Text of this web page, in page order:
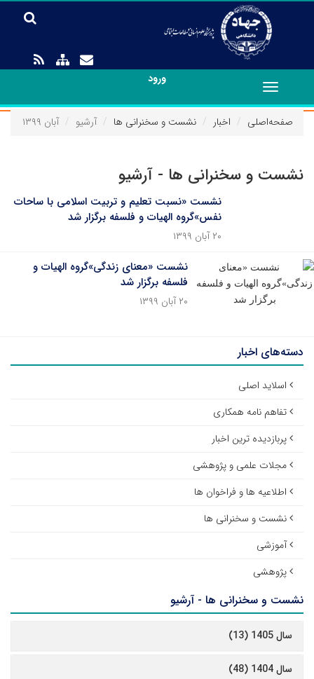
ورود
Toggle
navigation
صفحه‌اصلی
اخبار نشست و سخنرانی ها آرشیو آبان ۱۳۹۹
نشست و سخنرانی ها - آرشیو
نشست «نسبت تعلیم و تربیت اسلامی با ساحات
نفس»گروه الهیات و فلسفه برگزار شد
۲۰ آبان ۱۳۹۹
نشست «معنای زندگی»گروه الهیات و
فلسفه برگزار شد
۲۰ آبان ۱۳۹۹
دسته‌های اخبار
اسلاید اصلی
تفاهم نامه همکاری
پربازدیده ترین اخبار
مجلات علمی و پژوهشی
اطلاعیه ها و فراخوان ها
نشست و سخنرانی ها
آموزشی
پژوهشی
نشست و سخنرانی ها - آرشیو
سال 1405 (13)
سال 1404 (48)